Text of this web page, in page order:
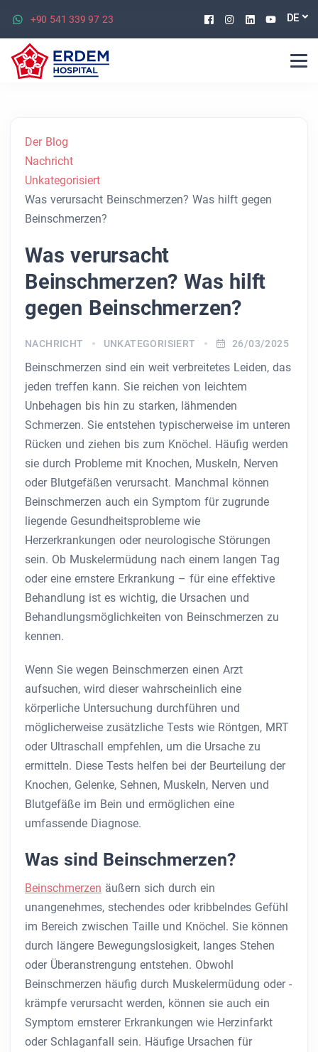
+90 541 339 97 23 Facebook
Instagram
Linkedin
DE
Der Blog
Nachricht
Unkategorisiert
Was verursacht Beinschmerzen? Was hilft gegen
Beinschmerzen?
Was verursacht
Beinschmerzen? Was hilft
gegen Beinschmerzen?
NACHRICHT UNKATEGORISIERT 26/03/2025
Beinschmerzen sind ein weit verbreitetes Leiden, das
jeden treffen kann. Sie reichen von leichtem
Unbehagen bis hin zu starken, lähmenden
Schmerzen. Sie entstehen typischerweise im unteren
Rücken und ziehen bis zum Knöchel. Häufig werden
sie durch Probleme mit Knochen, Muskeln, Nerven
oder Blutgefäßen verursacht. Manchmal können
Beinschmerzen auch ein Symptom für zugrunde
liegende Gesundheitsprobleme wie
Herzerkrankungen oder neurologische Störungen
sein. Ob Muskelermüdung nach einem langen Tag
oder eine ernstere Erkrankung – für eine effektive
Behandlung ist es wichtig, die Ursachen und
Behandlungsmöglichkeiten von Beinschmerzen zu
kennen.
Wenn Sie wegen Beinschmerzen einen Arzt
aufsuchen, wird dieser wahrscheinlich eine
körperliche Untersuchung durchführen und
möglicherweise zusätzliche Tests wie Röntgen, MRT
oder Ultraschall empfehlen, um die Ursache zu
ermitteln. Diese Tests helfen bei der Beurteilung der
Knochen, Gelenke, Sehnen, Muskeln, Nerven und
Blutgefäße im Bein und ermöglichen eine
umfassende Diagnose.
Was sind Beinschmerzen?
Beinschmerzen äußern sich durch ein
unangenehmes, stechendes oder kribbelndes Gefühl
im Bereich zwischen Taille und Knöchel. Sie können
durch längere Bewegungslosigkeit, langes Stehen
oder Überanstrengung entstehen. Obwohl
Beinschmerzen häufig durch Muskelermüdung oder -
krämpfe verursacht werden, können sie auch ein
Symptom ernsterer Erkrankungen wie Herzinfarkt
oder Schlaganfall sein. Häufige Ursachen für